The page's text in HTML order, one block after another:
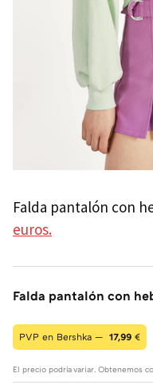
Falda pantalón con
euros.
Falda pantalón con
PVP en Bershka — 17,99 €
El precio podría variar. Obtenemos